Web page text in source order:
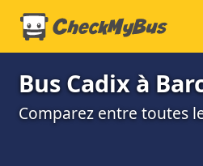
Bus Cadix à
Comparez entre toutes